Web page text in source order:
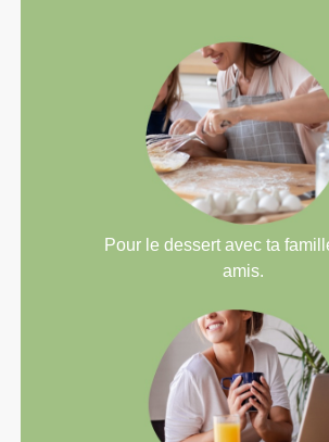
Pour le dessert avec ta
amis.